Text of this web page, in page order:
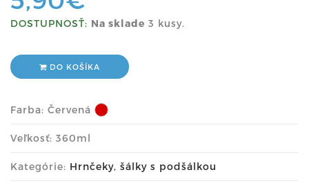
DOSTUPNOSŤ: Na sklade 3 kusy.
DO KOŠÍKA
Farba: Červená
Veľkosť: 360ml
Kategórie: Hrnčeky, šálky s podšálkou